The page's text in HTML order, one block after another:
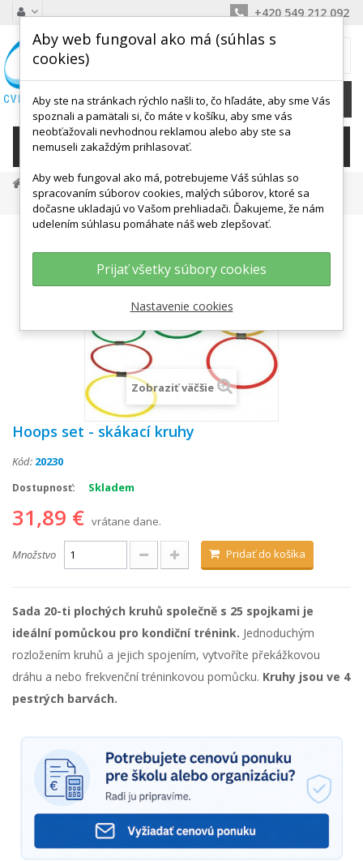
+420 549 212 092
KATEGÓRIE
Tréningové Potreby
Tyčky, Kruhy, Spojky
Hoops Set - Skákací Kruhy
Zobraziť väčšie
Hoops set - skákací kruhy
Kód: 20230
Dostupnosť: Skladem
31,89 € vrátane dane.
Množstvo Pridať do košíka
Sada 20-ti plochých kruhů společně s 25 spojkami je
ideální pomůckou pro kondiční trénink. Jednoduchým
rozložením kruhů a jejich spojením, vytvoříte překážkovou
dráhu a nebo frekvenční tréninkovou pomůcku. Kruhy jsou ve 4
pestrých barvách.
Aby web fungoval ako má (súhlas s
cookies)
Aby ste na stránkach rýchlo našli to, čo hľadáte, aby sme Vás
spoznali a pamätali si, čo máte v košíku, aby sme vás
neobťažovali nevhodnou reklamou alebo aby ste sa
nemuseli zakaždým prihlasovať.
Aby web fungoval ako má, potrebujeme Váš súhlas so
spracovaním súborov cookies, malých súborov, ktoré sa
dočasne ukladajú vo Vašom prehliadači. Ďakujeme, že nám
udelením súhlasu pomáhate náš web zlepšovať.
Prijať všetky súbory cookies
Nastavenie cookies